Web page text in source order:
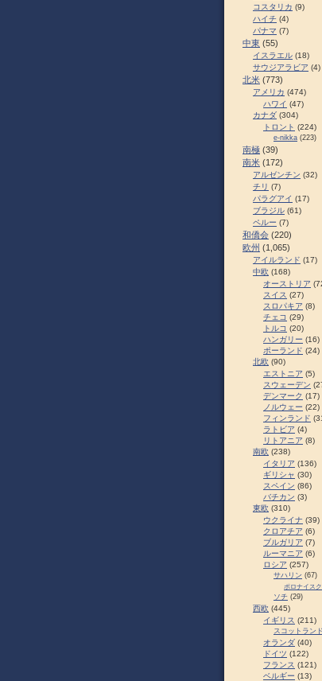
コスタリカ (9)
ハイチ (4)
パナマ (7)
中東 (55)
イスラエル (18)
サウジアラビア (4)
北米 (773)
アメリカ (474)
ハワイ (47)
カナダ (304)
トロント (224)
e-nikka (223)
南極 (39)
南米 (172)
アルゼンチン (32)
チリ (7)
パラグアイ (17)
ブラジル (61)
ペルー (7)
和僑会 (220)
欧州 (1,065)
アイルランド (17)
中欧 (168)
オーストリア
スイス (27)
スロパキア (8)
チェコ (29)
トルコ (20)
ハンガリー (16)
ポーランド (24)
北欧 (90)
エストニア (5)
スウェーデン
デンマーク (17)
ノルウェー (22)
フィンランド
ラトビア (4)
リトアニア (8)
南欧 (238)
イタリア (136)
ギリシャ (30)
スペイン (86)
バチカン (3)
東欧 (310)
ウクライナ (39)
クロアチア (6)
ブルガリア (7)
ルーマニア (6)
ロシア (257)
サハリン (67)
ポロナイスク
ソチ (29)
西欧 (445)
イギリス (211)
スコットランド
オランダ (40)
ドイツ (122)
フランス (121)
ベルギー (13)